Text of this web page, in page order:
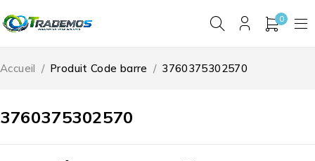
0
3760375302570
Accueil / Produit Code barre / 3760375302570